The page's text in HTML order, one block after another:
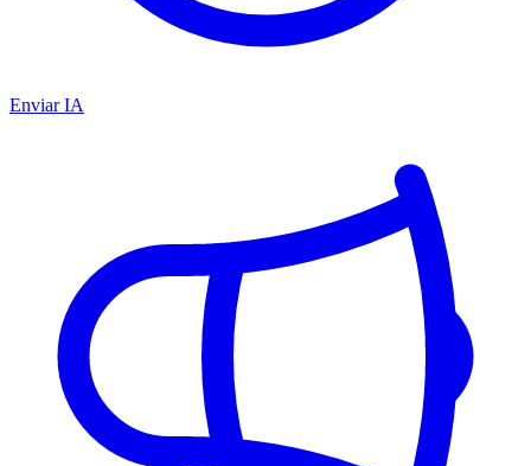
Enviar IA